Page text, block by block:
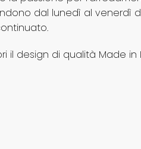
dal lunedì al venerdì
il design di qualità Made in